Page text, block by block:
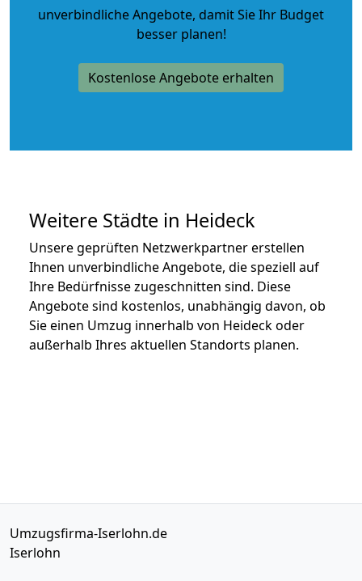
unverbindliche Angebote, damit Sie Ihr Budget
besser planen!
Kostenlose Angebote erhalten
Weitere Städte in Heideck
Unsere geprüften Netzwerkpartner erstellen
Ihnen unverbindliche Angebote, die speziell auf
Ihre Bedürfnisse zugeschnitten sind. Diese
Angebote sind kostenlos, unabhängig davon, ob
Sie einen Umzug innerhalb von Heideck oder
außerhalb Ihres aktuellen Standorts planen.
Umzugsfirma-Iserlohn.de
Iserlohn